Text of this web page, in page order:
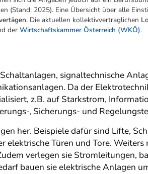
(Stand: 2025). Eine Übersicht über alle
Die aktuellen kollektivvertraglichen
der Wirtschaftskammer Österreich (WKÖ).
signaltechnische
Da der
z.B. auf Starkstrom,
, Sicherungs- und
her. Beispiele dafür sind Lifte,
Türen und Tore. Weiters
verlegen sie Stromleitungen,
bauen sie elektrische Anlagen